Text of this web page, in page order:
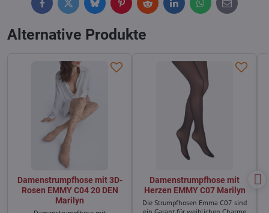
FacebookTwitterBlueskyPinterestReddit LinkedInWhatsApp
E-
mail
Alternative Produkte
Damenstrumpfhose mit 3D-
Rosen EMMY C04 20 DEN
Marilyn
Damenstrumpfhose mit
Herzen EMMY C07 Marilyn
Die Strumpfhosen Emma C07 sind